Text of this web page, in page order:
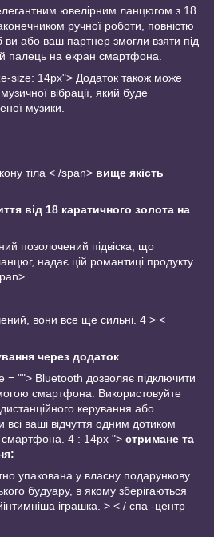
ювелірним ланцюгом з 18
ручної роботи, повністю
або ваш партнер змогли взяти під
палець на екран смартфона.
size: 14px"> Додаток також може
вібрації, який буде
музики.
тіла < /span> вище якість
від 18 каратичного золота на
позолочений підвіска, що
надає цій романтиці продукту
вони все ще сильні. 4 > <
через додаток
= ""> Bluetooth дозволяє підключити
смартфона. Використовуйте
керування або
всі ваші відчуття одним дотиком
4 : 14px "> стримане та
упакована у власну подарункову
будуару, в якому зберігаються
іграшка. > < / спа -центр